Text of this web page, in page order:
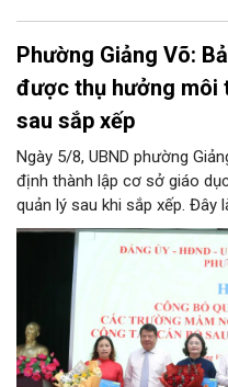
Phường Giảng Võ:
được thụ hưởng môi
sau sắp xếp
Ngày 5/8, UBND phường
định thành lập cơ sở giáo
quản lý sau khi sắp xếp. Đây
trình kiện toàn tổ chức bộ
nâng cao hiệu lực, hiệu quả
Trung ương và kế hoạch của